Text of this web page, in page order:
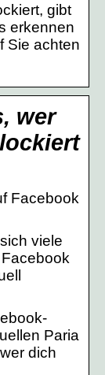
gibt
erkennen
Sie achten
wer
Facebook
viele
Paria
dich